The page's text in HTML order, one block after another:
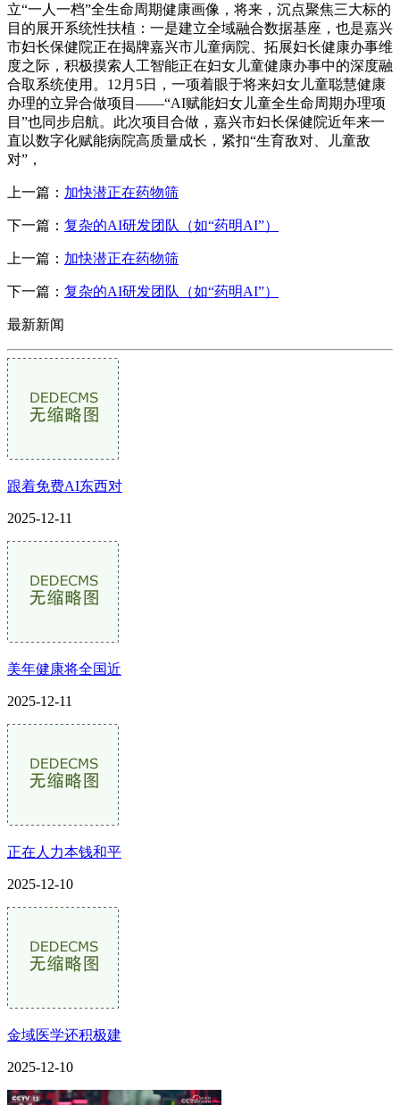
立“一人一档”全生命周期健康画像，将来，沉点聚焦三大标的
目的展开系统性扶植：一是建立全域融合数据基座，也是嘉兴
市妇长保健院正在揭牌嘉兴市儿童病院、拓展妇长健康办事维
度之际，积极摸索人工智能正在妇女儿童健康办事中的深度融
合取系统使用。12月5日，一项着眼于将来妇女儿童聪慧健康
办理的立异合做项目——“AI赋能妇女儿童全生命周期办理项
目”也同步启航。此次项目合做，嘉兴市妇长保健院近年来一
直以数字化赋能病院高质量成长，紧扣“生育敌对、儿童敌
对”，
上一篇： 加快潜正在药物筛
下一篇： 复杂的AI研发团队（如“药明AI”）
上一篇： 加快潜正在药物筛
下一篇： 复杂的AI研发团队（如“药明AI”）
最新新闻
跟着免费AI东西对
2025-12-11
美年健康将全国近
2025-12-11
正在人力本钱和平
2025-12-10
金域医学还积极建
2025-12-10